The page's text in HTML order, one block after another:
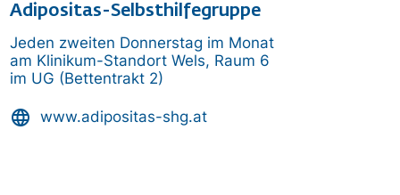
Adipositas-Selbsthilfegruppe
Jeden zweiten Donnerstag im Monat
am Klinikum-Standort Wels, Raum 6
im UG (Bettentrakt 2)
language www.adipositas-shg.at